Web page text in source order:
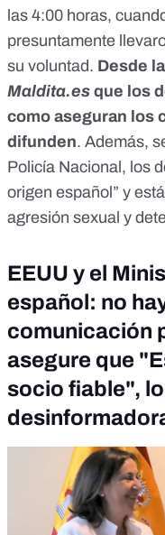
las 4:00 horas,
presuntamente
su voluntad. Desde
Maldita.es que los
como aseguran los
difunden. Además,
Policía Nacional, los
origen español” y
agresión sexual y
EEUU y el
español: no
comunicación
asegure que
socio fiable",